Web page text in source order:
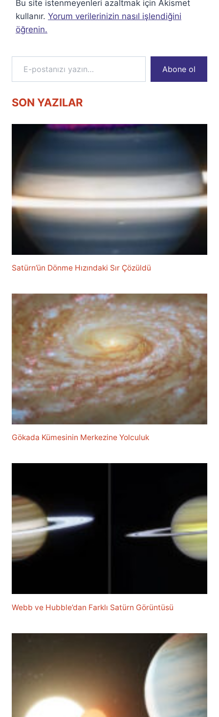
Bu site istenmeyenleri azaltmak için Akismet
kullanır. Yorum verilerinizin nasıl işlendiğini
öğrenin.
E-postanızı yazın…
Abone ol
SON YAZILAR
Satürn’ün Dönme Hızındaki Sır Çözüldü
Gökada Kümesinin Merkezine Yolculuk
Webb ve Hubble’dan Farklı Satürn Görüntüsü